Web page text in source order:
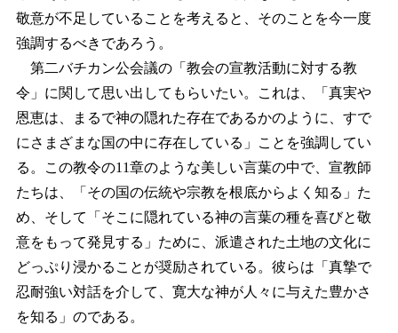
敬意が不足していることを考えると、そのことを今一度
強調するべきであろう。
第二バチカン公会議の「教会の宣教活動に対する教
令」に関して思い出してもらいたい。これは、「真実や
恩恵は、まるで神の隠れた存在であるかのように、すで
にさまざまな国の中に存在している」ことを強調してい
る。この教令の11章のような美しい言葉の中で、宣教師
たちは、「その国の伝統や宗教を根底からよく知る」た
め、そして「そこに隠れている神の言葉の種を喜びと敬
意をもって発見する」ために、派遣された土地の文化に
どっぷり浸かることが奨励されている。彼らは「真摯で
忍耐強い対話を介して、寛大な神が人々に与えた豊かさ
を知る」のである。